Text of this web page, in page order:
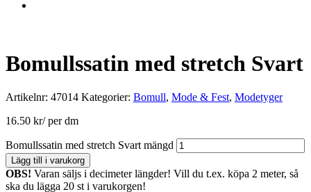
Bomullssatin med stretch Svart
Artikelnr: 47014 Kategorier: Bomull, Mode & Fest, Modetyger
16.50 kr/ per dm
Bomullssatin med stretch Svart mängd
Lägg till i varukorg
OBS! Varan säljs i decimeter längder! Vill du t.ex. köpa 2 meter, så
ska du lägga 20 st i varukorgen!